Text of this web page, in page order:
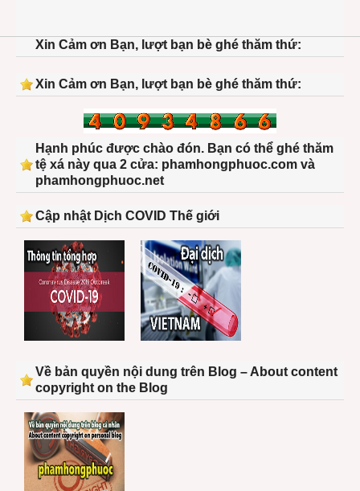
Xin Cảm ơn Bạn, lượt bạn bè ghé thăm thứ:
Xin Cảm ơn Bạn, lượt bạn bè ghé thăm thứ:
Hạnh phúc được chào đón. Bạn có thể ghé thăm
tệ xá này qua 2 cửa: phamhongphuoc.com và
phamhongphuoc.net
Cập nhật Dịch COVID Thế giới
Về bản quyền nội dung trên Blog – About content
copyright on the Blog